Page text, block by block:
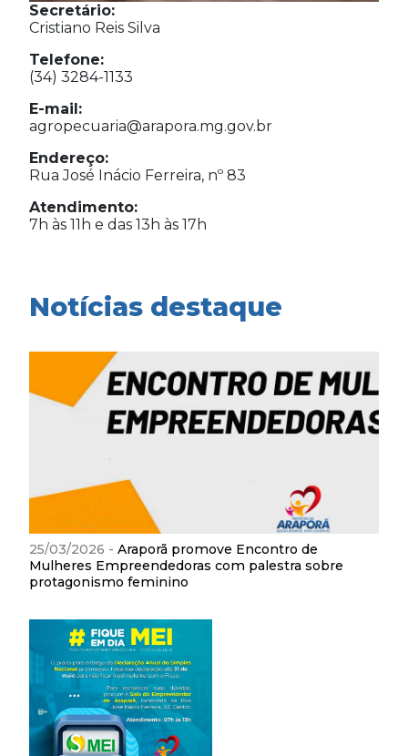
Secretário:
Cristiano Reis Silva
Telefone:
(34) 3284-1133
E-mail:
agropecuaria@arapora.mg.gov.br
Endereço:
Rua José Inácio Ferreira, nº 83
Atendimento:
7h às 11h e das 13h às 17h
Notícias destaque
25/03/2026 - Araporã promove Encontro de
Mulheres Empreendedoras com palestra sobre
protagonismo feminino